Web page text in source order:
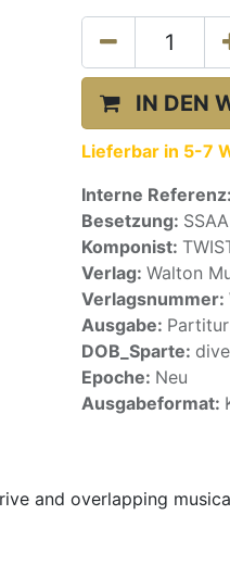
IN DEN
Lieferbar in 5-7
Interne Referenz:
Besetzung:
Komponist:
Verlag: Walton
Verlagsnummer:
Ausgabe: Partitur
DOB_Sparte:
Epoche: Neu
Ausgabeformat:
and overlapping